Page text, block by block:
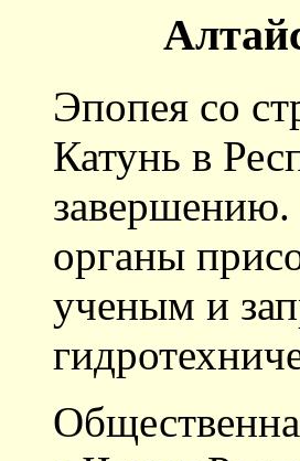
Эпопея со
Катунь в
завершению.
органы
ученым и